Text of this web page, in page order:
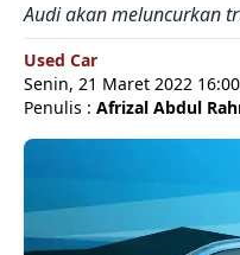
Audi akan meluncurkan
Used Car
Senin, 21 Maret 2022
Penulis : Afrizal Abdul